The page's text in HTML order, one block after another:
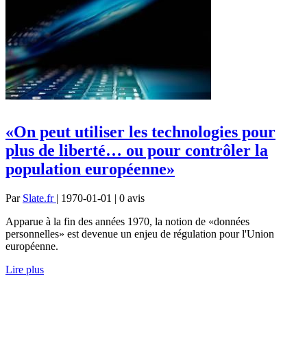
«On peut utiliser les technologies pour
plus de liberté… ou pour contrôler la
population européenne»
Par Slate.fr | 1970-01-01 | 0 avis
Apparue à la fin des années 1970, la notion de «données
personnelles» est devenue un enjeu de régulation pour l'Union
européenne.
Lire plus